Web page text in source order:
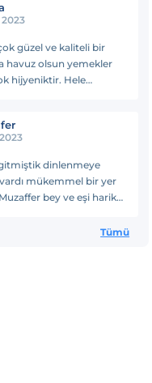
güzel ve kaliteli bir
havuz olsun yemekler
hijyeniktir. Hele
dinlenmeye
bir yer
bey Duran bey ve tümTümü